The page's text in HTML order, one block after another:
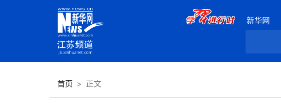
新华网
首页 正文